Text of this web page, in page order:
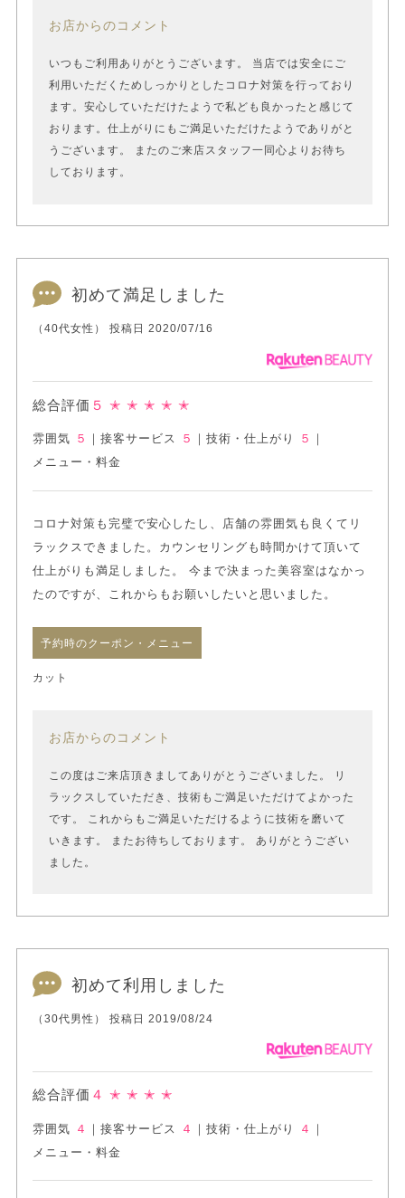
お店からのコメント
いつもご利用ありがとうございます。 当店では安全にご
利用いただくためしっかりとしたコロナ対策を行っており
ます。安心していただけたようで私ども良かったと感じて
おります。仕上がりにもご満足いただけたようでありがと
うございます。 またのご来店スタッフ一同心よりお待ち
しております。
初めて満足しました
（40代女性） 投稿日 2020/07/16
総合評価 ５ ✭ ✭ ✭ ✭ ✭
雰囲気 ５ ｜接客サービス ５ ｜技術・仕上がり ５
｜
メニュー・料金
コロナ対策も完璧で安心したし、店舗の雰囲気も良くてリ
ラックスできました。カウンセリングも時間かけて頂いて
仕上がりも満足しました。 今まで決まった美容室はなかっ
たのですが、これからもお願いしたいと思いました。
予約時のクーポン・メニュー
カット
お店からのコメント
この度はご来店頂きましてありがとうございました。 リ
ラックスしていただき、技術もご満足いただけてよかった
です。 これからもご満足いただけるように技術を磨いて
いきます。 またお待ちしております。 ありがとうござい
ました。
初めて利用しました
（30代男性） 投稿日 2019/08/24
総合評価 ４ ✭ ✭ ✭ ✭
雰囲気 ４ ｜接客サービス ４ ｜技術・仕上がり ４
｜
メニュー・料金